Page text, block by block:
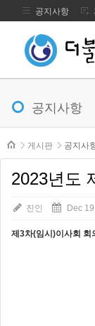
메뉴 건너뛰기
공지사항
공지사항
본문시작
게시판
공지사
2023년도
진인 Dec
제3차(임시)이사회 회